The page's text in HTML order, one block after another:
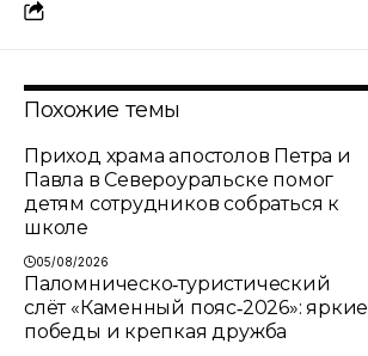
Похожие темы
Приход храма апостолов Петра и
Павла в Североуральске помог
детям сотрудников собраться к
школе
05/08/2026
Паломническо‑туристический
слёт «Каменный пояс‑2026»: яркие
победы и крепкая дружба